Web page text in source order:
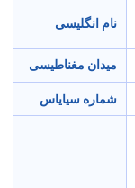
نام انگلیسی
میدان مغناطیسی
شماره سیایاس